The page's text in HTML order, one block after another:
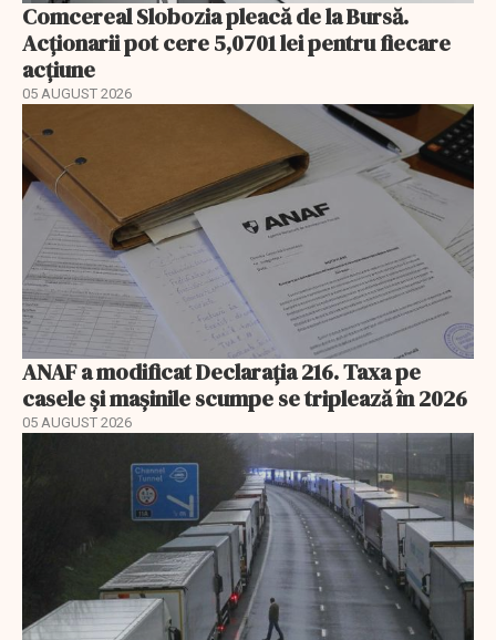
Comcereal Slobozia pleacă de la Bursă.
Acționarii pot cere 5,0701 lei pentru fiecare
acțiune
05 AUGUST 2026
ANAF a modificat Declarația 216. Taxa pe
casele și mașinile scumpe se triplează în 2026
05 AUGUST 2026